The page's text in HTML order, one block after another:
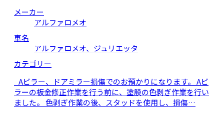
メーカー
アルファロメオ
車名
アルファロメオ、ジュリエッタ
カテゴリー
Aピラー、ドアミラー損傷でのお預かりになります。 Aピ
ラーの板金修正作業を行う前に、塗膜の色剥ぎ作業を行い
ました。 色剥ぎ作業の後、スタッドを使用し、損傷…